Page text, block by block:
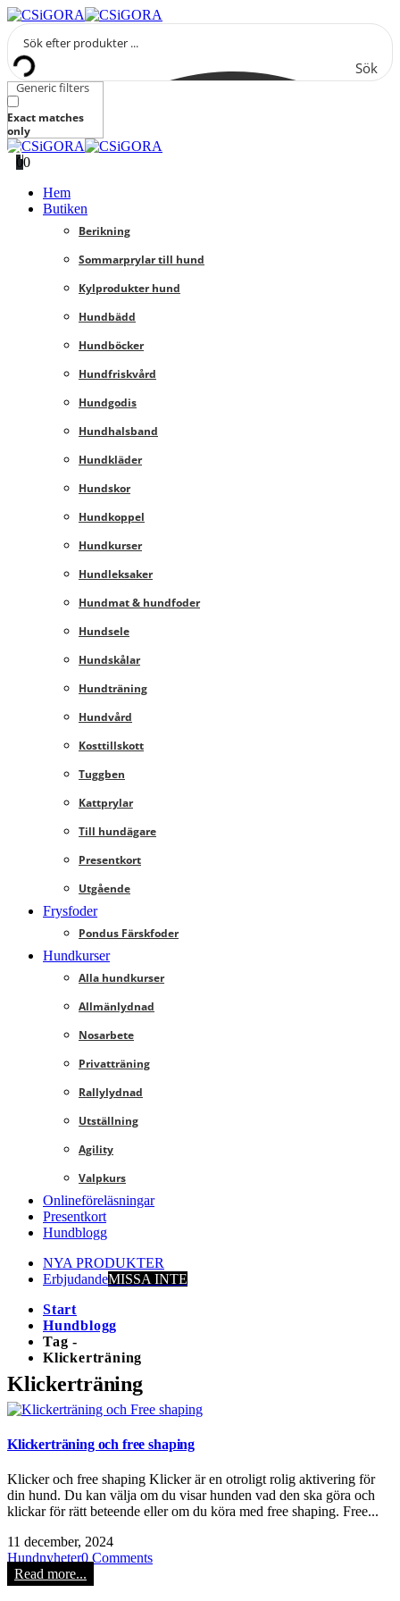
Sök
Generic filters
Exact matches
only
00
Hem
Butiken
Berikning
Sommarprylar till hund
Kylprodukter hund
Hundbädd
Hundböcker
Hundfriskvård
Hundgodis
Hundhalsband
Hundkläder
Hundskor
Hundkoppel
Hundkurser
Hundleksaker
Hundmat & hundfoder
Hundsele
Hundskålar
Hundträning
Hundvård
Kosttillskott
Tuggben
Kattprylar
Till hundägare
Presentkort
Utgående
Frysfoder
Pondus Färskfoder
Hundkurser
Alla hundkurser
Allmänlydnad
Nosarbete
Privatträning
Rallylydnad
Utställning
Agility
Valpkurs
Onlineföreläsningar
Presentkort
Hundblogg
NYA PRODUKTER
ErbjudandeMISSA INTE
Start
Hundblogg
Tag -
Klickerträning
Klickerträning
Klickerträning och free shaping
Klicker och free shaping Klicker är en otroligt rolig aktivering för
din hund. Du kan välja om du visar hunden vad den ska göra och
klickar för rätt beteende eller om du köra med free shaping. Free...
11 december, 2024
Hundnyheter0 Comments
Read more...